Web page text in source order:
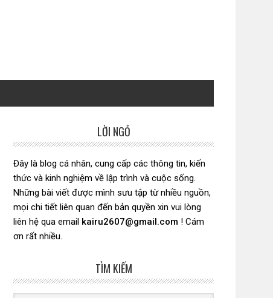
chính
LỜI NGỎ
Đây là blog cá nhân, cung cấp các thông tin, kiến
thức và kinh nghiệm về lập trình và cuộc sống.
Những bài viết được mình sưu tập từ nhiều nguồn,
mọi chi tiết liên quan đến bản quyền xin vui lòng
liên hệ qua email kairu2607@gmail.com ! Cám
ơn rất nhiều.
TÌM KIẾM